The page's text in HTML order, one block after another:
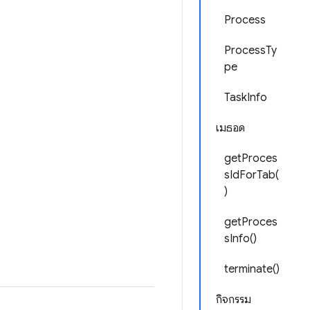
Process
ProcessTy
pe
TaskInfo
เมธอด
getProces
sIdForTab(
)
getProces
sInfo()
terminate()
กิจกรรม